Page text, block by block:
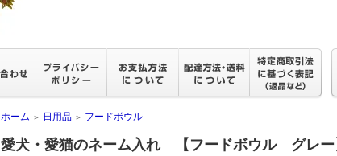
ホーム ＞ 日用品 ＞ フードボウル
愛犬・愛猫のネーム入れ 【フードボウル グレ